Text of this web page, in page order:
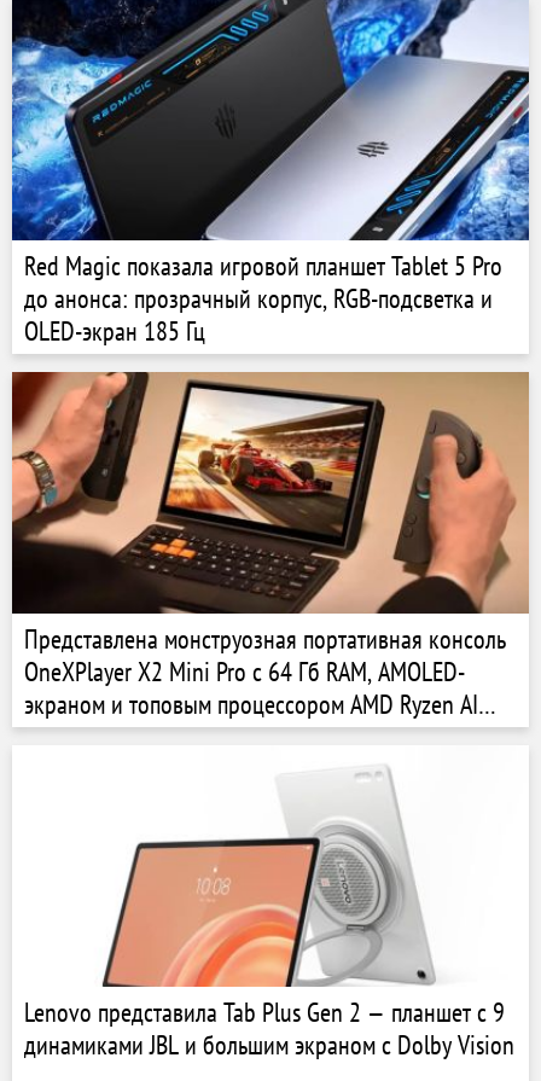
Red Magic показала игровой планшет Tablet 5 Pro
до анонса: прозрачный корпус, RGB-подсветка и
OLED-экран 185 Гц
Представлена монструозная портативная консоль
OneXPlayer X2 Mini Pro с 64 Гб RAM, AMOLED-
экраном и топовым процессором AMD Ryzen AI
Max+
Lenovo представила Tab Plus Gen 2 — планшет с 9
динамиками JBL и большим экраном с Dolby Vision